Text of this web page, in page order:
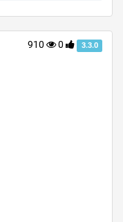
910 0 3.3.0